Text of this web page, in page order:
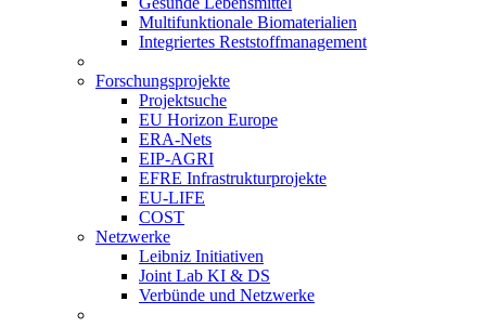
Multifunktionale Biomaterialien
Integriertes Reststoffmanagement
Forschungsprojekte
Projektsuche
EU Horizon Europe
ERA-Nets
EIP-AGRI
EFRE Infrastrukturprojekte
EU-LIFE
COST
Netzwerke
Leibniz Initiativen
Joint Lab KI & DS
Verbünde und Netzwerke